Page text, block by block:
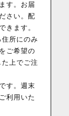
す。お届
さい。配
きます。
所にのみ
ご希望の
上でご注
す。週末
利用いた